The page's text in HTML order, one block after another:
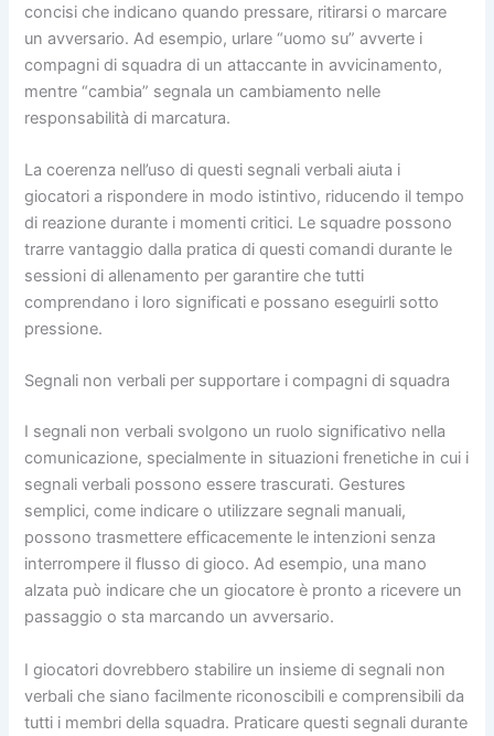
concisi che indicano quando pressare, ritirarsi o marcare
un avversario. Ad esempio, urlare “uomo su” avverte i
compagni di squadra di un attaccante in avvicinamento,
mentre “cambia” segnala un cambiamento nelle
responsabilità di marcatura.
La coerenza nell’uso di questi segnali verbali aiuta i
giocatori a rispondere in modo istintivo, riducendo il tempo
di reazione durante i momenti critici. Le squadre possono
trarre vantaggio dalla pratica di questi comandi durante le
sessioni di allenamento per garantire che tutti
comprendano i loro significati e possano eseguirli sotto
pressione.
Segnali non verbali per supportare i compagni di squadra
I segnali non verbali svolgono un ruolo significativo nella
comunicazione, specialmente in situazioni frenetiche in cui i
segnali verbali possono essere trascurati. Gestures
semplici, come indicare o utilizzare segnali manuali,
possono trasmettere efficacemente le intenzioni senza
interrompere il flusso di gioco. Ad esempio, una mano
alzata può indicare che un giocatore è pronto a ricevere un
passaggio o sta marcando un avversario.
I giocatori dovrebbero stabilire un insieme di segnali non
verbali che siano facilmente riconoscibili e comprensibili da
tutti i membri della squadra. Praticare questi segnali durante